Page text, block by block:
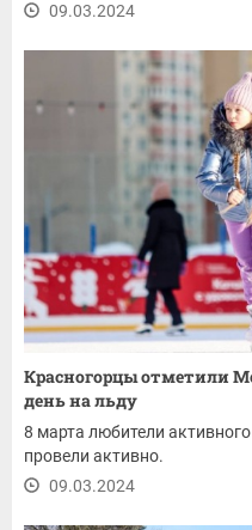
09.03.2024
Красногорцы отметили
день на льду
8 марта любители
провели активно.
09.03.2024